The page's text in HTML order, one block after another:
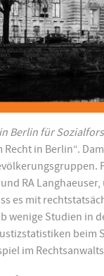
Berlin für
in Berlin“.
RA
es mit
wenige Studien in
beim
im